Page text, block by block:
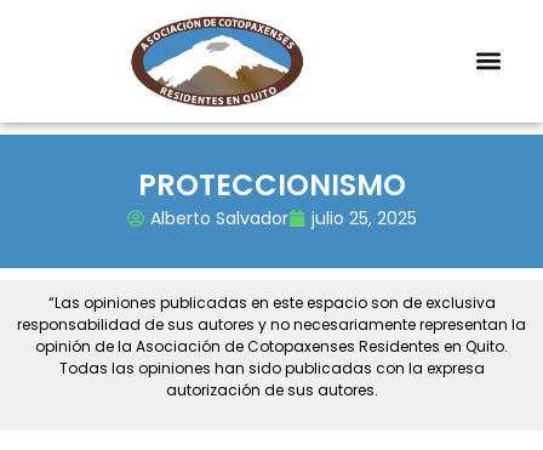
PROTECCIONISMO
Alberto Salvador julio 25, 2025
“Las opiniones publicadas en este espacio son de exclusiva
responsabilidad de sus autores y no necesariamente representan la
opinión de la Asociación de Cotopaxenses Residentes en Quito.
Todas las opiniones han sido publicadas con la expresa
autorización de sus autores.